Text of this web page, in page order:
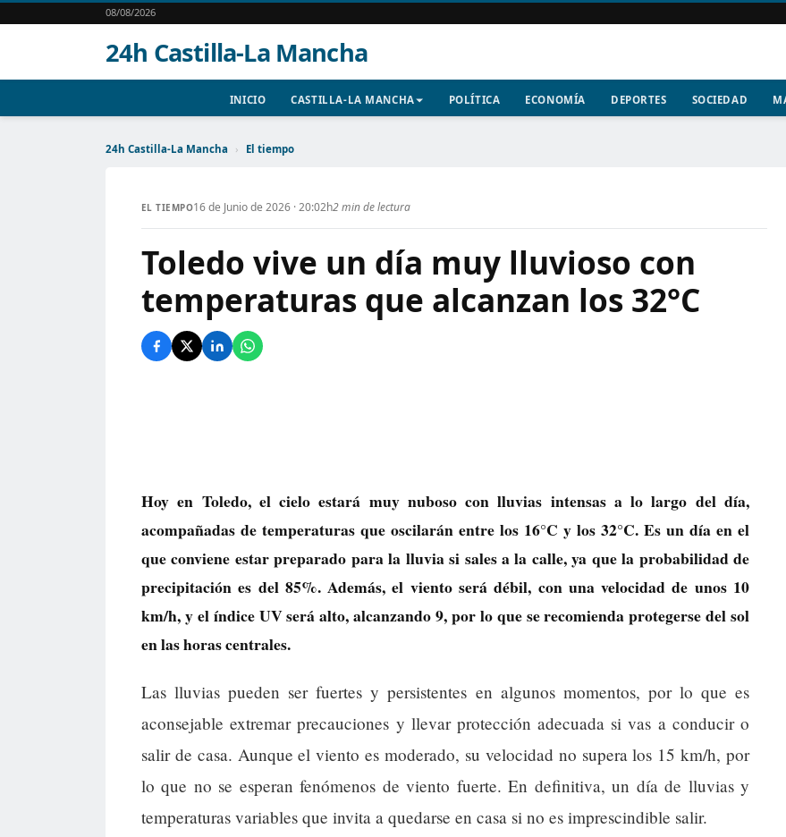
08/08/2026
24h Castilla-La Mancha
INICIO CASTILLA-LA MANCHA POLÍTICA ECONOMÍA DEPORTES SOCIEDAD
24h Castilla-La Mancha › El tiempo
EL TIEMPO16 de Junio de 2026 · 20:02h2 min de lectura
Toledo vive un día muy lluvioso con
temperaturas que alcanzan los 32°C
Hoy en Toledo, el cielo estará muy nuboso con lluvias intensas a lo largo del día,
acompañadas de temperaturas que oscilarán entre los 16°C y los 32°C. Es un día en el
que conviene estar preparado para la lluvia si sales a la calle, ya que la probabilidad de
precipitación es del 85%. Además, el viento será débil, con una velocidad de unos 10
km/h, y el índice UV será alto, alcanzando 9, por lo que se recomienda protegerse del sol
en las horas centrales.
Las lluvias pueden ser fuertes y persistentes en algunos momentos, por lo que es
aconsejable extremar precauciones y llevar protección adecuada si vas a conducir o
salir de casa. Aunque el viento es moderado, su velocidad no supera los 15 km/h, por
lo que no se esperan fenómenos de viento fuerte. En definitiva, un día de lluvias y
temperaturas variables que invita a quedarse en casa si no es imprescindible salir.